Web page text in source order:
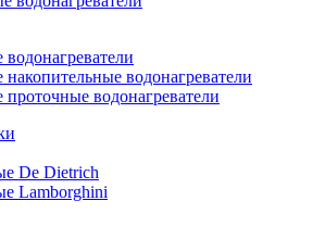
накопительные водонагреватели
проточные водонагреватели
De Dietrich
Lamborghini